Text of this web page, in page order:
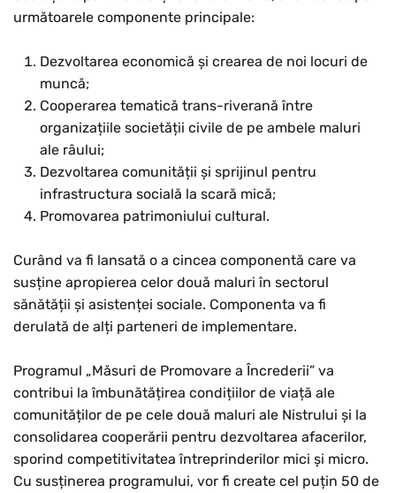
următoarele componente principale:
Dezvoltarea economică și crearea de noi locuri de
muncă;
Cooperarea tematică trans-riverană între
organizațiile societății civile de pe ambele maluri
ale râului;
Dezvoltarea comunității și sprijinul pentru
infrastructura socială la scară mică;
Promovarea patrimoniului cultural.
Curând va fi lansată o a cincea componentă care va
susține apropierea celor două maluri în sectorul
sănătății și asistenței sociale. Componenta va fi
derulată de alți parteneri de implementare.
Programul „Măsuri de Promovare a Încrederii” va
contribui la îmbunătățirea condițiilor de viață ale
comunităților de pe cele două maluri ale Nistrului și la
consolidarea cooperării pentru dezvoltarea afacerilor,
sporind competitivitatea întreprinderilor mici și micro.
Cu susținerea programului, vor fi create cel puțin 50 de